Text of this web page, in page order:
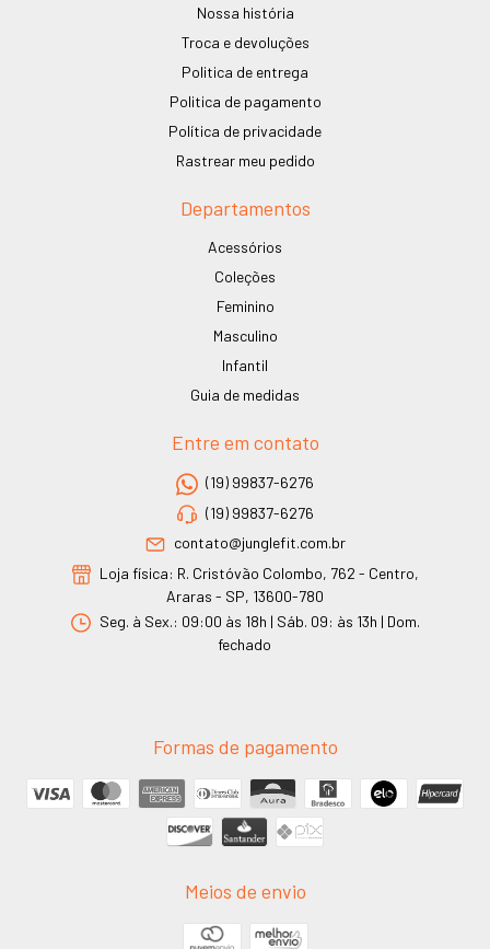
Nossa história
Troca e devoluções
Politica de entrega
Politica de pagamento
Política de privacidade
Rastrear meu pedido
Departamentos
Acessórios
Coleções
Feminino
Masculino
Infantil
Guia de medidas
Entre em contato
(19) 99837-6276
(19) 99837-6276
contato@junglefit.com.br
Loja física: R. Cristóvão Colombo, 762 - Centro,
Araras - SP, 13600-780
Seg. à Sex.: 09:00 às 18h | Sáb. 09: às 13h | Dom.
fechado
Formas de pagamento
Meios de envio